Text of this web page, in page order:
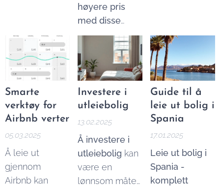
denne siden.
høyere pris
med disse
enkle triksene.
Å lykkes som
Airbnb-vert
handler om
mer enn å ha et
ledig rom. I en
plattform må
du skille deg ut
og skape en
en god måte å
redusere
boutgifter på
eller tjene
ekstra inntekt.
Samtidig er det
viktig å være
klar over lover,
praktiske
aspekter ved
Smarte
verktøy for
Airbnb verter
05.03.2025
Å leie ut
gjennom
Airbnb kan
Investere i
utleiebolig
13.02.2025
Å investere i
utleiebolig kan
være en
lønnsom måte
Guide til å
leie ut bolig i
Spania
17.01.2025
Leie ut bolig i
Spania -
komplett